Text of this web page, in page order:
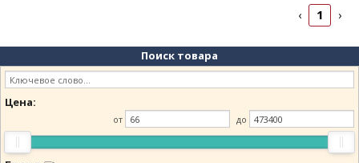
‹ 1 ›
Поиск товара
Цена:
от до